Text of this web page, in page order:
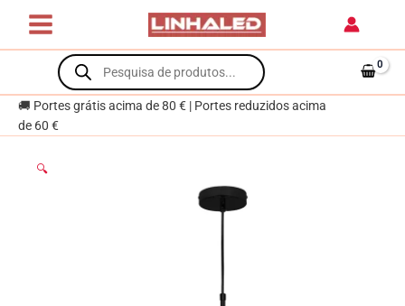
content
Products
search
🚚 Portes grátis acima de 80 € | Portes reduzidos acima
de 60 €
🔍
Alt.Reg.xD.32cm
Preto